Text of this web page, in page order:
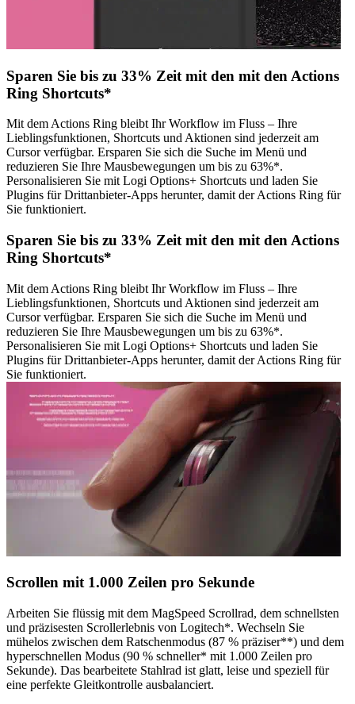
Sparen Sie bis zu 33% Zeit mit den mit den Actions
Ring Shortcuts*
Mit dem Actions Ring bleibt Ihr Workflow im Fluss – Ihre
Lieblingsfunktionen, Shortcuts und Aktionen sind jederzeit am
Cursor verfügbar. Ersparen Sie sich die Suche im Menü und
reduzieren Sie Ihre Mausbewegungen um bis zu 63%*.
Personalisieren Sie mit Logi Options+ Shortcuts und laden Sie
Plugins für Drittanbieter-Apps herunter, damit der Actions Ring für
Sie funktioniert.
Sparen Sie bis zu 33% Zeit mit den mit den Actions
Ring Shortcuts*
Mit dem Actions Ring bleibt Ihr Workflow im Fluss – Ihre
Lieblingsfunktionen, Shortcuts und Aktionen sind jederzeit am
Cursor verfügbar. Ersparen Sie sich die Suche im Menü und
reduzieren Sie Ihre Mausbewegungen um bis zu 63%*.
Personalisieren Sie mit Logi Options+ Shortcuts und laden Sie
Plugins für Drittanbieter-Apps herunter, damit der Actions Ring für
Sie funktioniert.
Scrollen mit 1.000 Zeilen pro Sekunde
Arbeiten Sie flüssig mit dem MagSpeed Scrollrad, dem schnellsten
und präzisesten Scrollerlebnis von Logitech*. Wechseln Sie
mühelos zwischen dem Ratschenmodus (87 % präziser**) und dem
hyperschnellen Modus (90 % schneller* mit 1.000 Zeilen pro
Sekunde). Das bearbeitete Stahlrad ist glatt, leise und speziell für
eine perfekte Gleitkontrolle ausbalanciert.